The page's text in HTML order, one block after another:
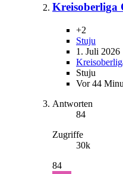
Kreisoberliga
+2
Stuju
1. Juli 2026
Stuju
Vor 44
Antworten
84
Zugriffe
30k
84